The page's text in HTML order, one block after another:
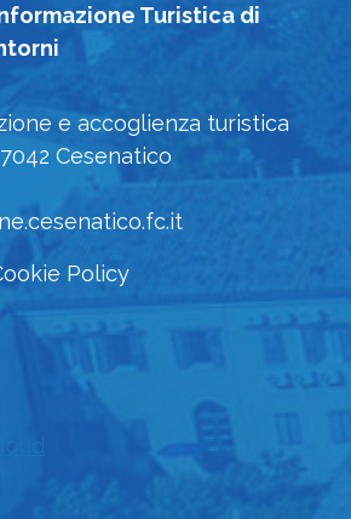
Turistica di
e accoglienza turistica
Cesenatico
Policy